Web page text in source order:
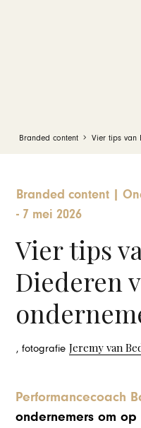
Branded content Vier tips van
Branded content
- 7 mei 2026
Vier tips
Diederen
, fotografieJeremy van
Performancecoach
ondernemers om